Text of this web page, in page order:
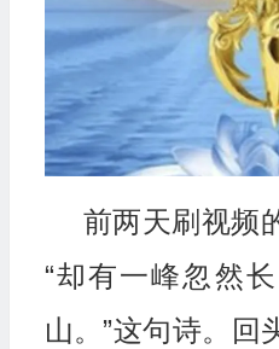
前两天刷视频
“却有一峰忽然
山。”这句诗。回